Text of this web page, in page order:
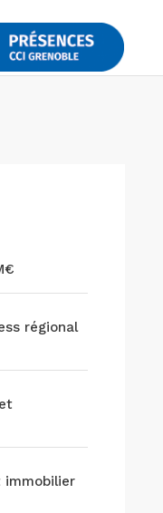
régional
immobilier